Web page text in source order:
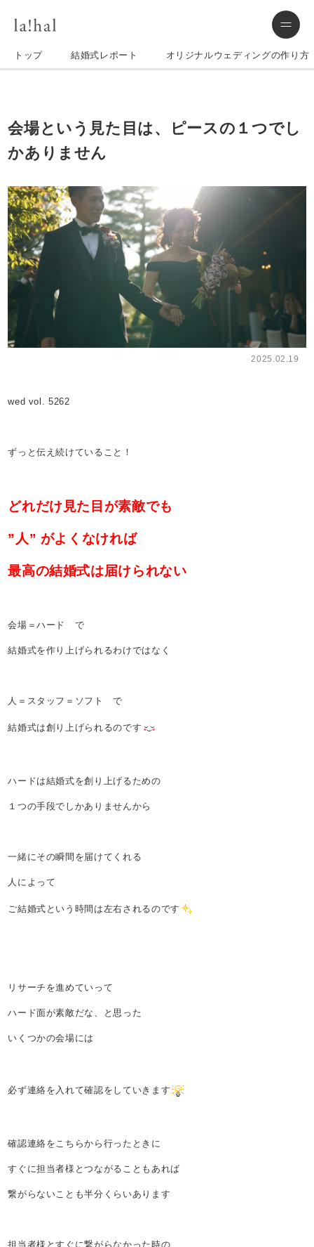
トップ 結婚式レポート オリジナルウェディングの作り方
会場という見た目は、ピースの１つでし
かありません
2025.02.19
wed vol. 5262
ずっと伝え続けていること！
どれだけ見た目が素敵でも
”人” がよくなければ
最高の結婚式は届けられない
会場＝ハード で
結婚式を作り上げられるわけではなく
人＝スタッフ＝ソフト で
結婚式は創り上げられるのです
ハードは結婚式を創り上げるための
１つの手段でしかありませんから
一緒にその瞬間を届けてくれる
人によって
ご結婚式という時間は左右されるのです
リサーチを進めていって
ハード面が素敵だな、と思った
いくつかの会場には
必ず連絡を入れて確認をしていきます
確認連絡をこちらから行ったときに
すぐに担当者様とつながることもあれば
繋がらないことも半分くらいあります
担当者様とすぐに繋がらなかった時の